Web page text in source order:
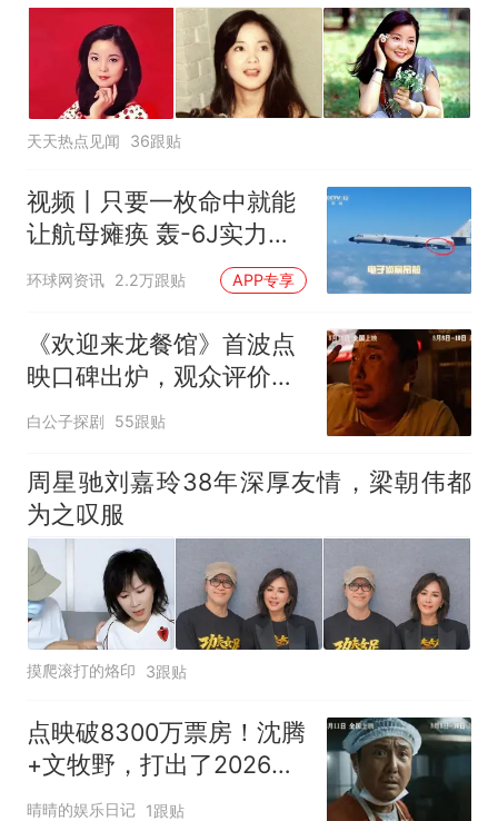
天天热点见闻 36跟贴
视频丨只要一枚命中就能
让航母瘫痪 轰-6J实力有
多强？
环球网资讯 2.2万跟贴 APP专享
《欢迎来龙餐馆》首波点
映口碑出炉，观众评价两
极分化严重
白公子探剧 55跟贴
周星驰刘嘉玲38年深厚友情，梁朝伟都
为之叹服
摸爬滚打的烙印 3跟贴
点映破8300万票房！沈腾
+文牧野，打出了2026年
暑期最硬的一张牌
晴晴的娱乐日记 1跟贴